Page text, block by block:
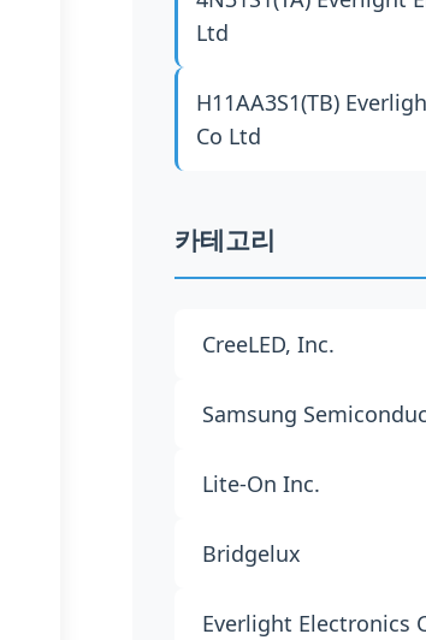
Ltd
H11AA3S1(TB)
Co Ltd
카테고리
CreeLED, Inc.
Samsung
Lite-On Inc.
Bridgelux
Everlight Electronics